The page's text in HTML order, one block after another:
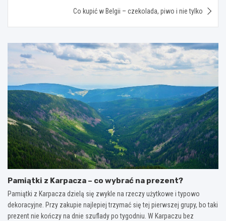
Co kupić w Belgii – czekolada, piwo i nie tylko
Pamiątki z Karpacza – co wybrać na prezent?
Pamiątki z Karpacza dzielą się zwykle na rzeczy użytkowe i typowo
dekoracyjne. Przy zakupie najlepiej trzymać się tej pierwszej grupy, bo taki
prezent nie kończy na dnie szuflady po tygodniu. W Karpaczu bez